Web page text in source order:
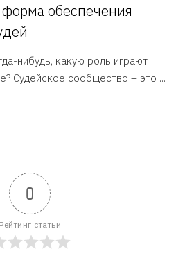
обеспечения
нибудь, какую роль играют
Судейское сообщество – это ...
0
Рейтинг статьи